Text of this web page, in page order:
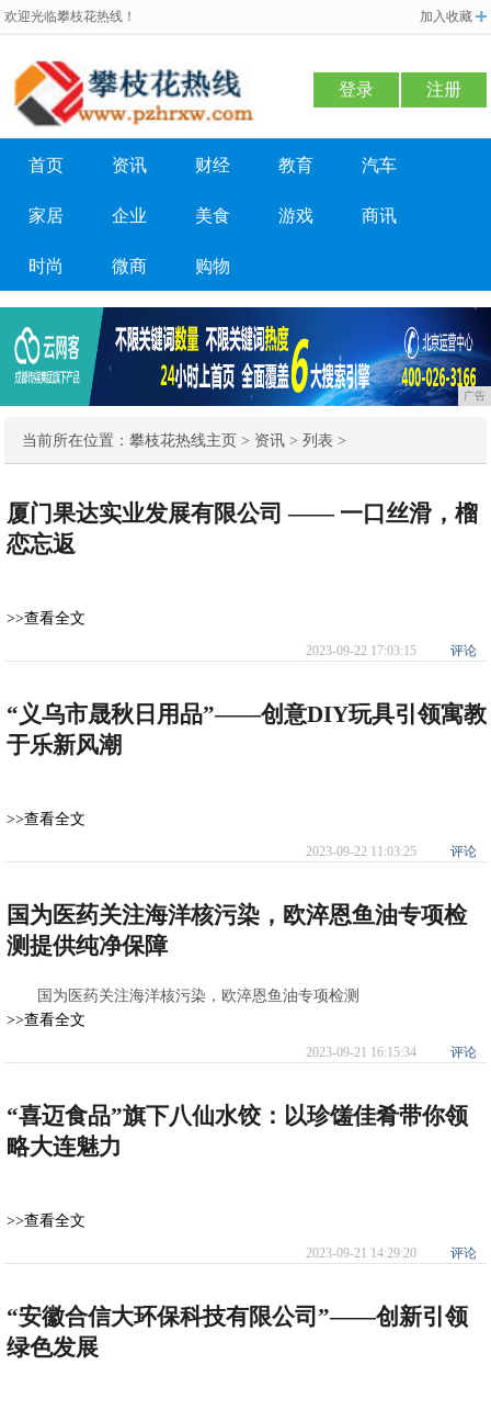
欢迎光临攀枝花热线！ 加入收藏
登录 注册
首页 资讯 财经 教育 汽车
家居 企业 美食 游戏 商讯
时尚 微商 购物
广告
当前所在位置：攀枝花热线主页 > 资讯 > 列表 >
厦门果达实业发展有限公司 —— 一口丝滑，榴
恋忘返
>>查看全文
2023-09-22 17:03:15 评论
“义乌市晟秋日用品”——创意DIY玩具引领寓教
于乐新风潮
>>查看全文
2023-09-22 11:03:25 评论
国为医药关注海洋核污染，欧淬恩鱼油专项检
测提供纯净保障
国为医药关注海洋核污染，欧淬恩鱼油专项检测
>>查看全文
2023-09-21 16:15:34 评论
“喜迈食品”旗下八仙水饺：以珍馐佳肴带你领
略大连魅力
>>查看全文
2023-09-21 14:29:20 评论
“安徽合信大环保科技有限公司”——创新引领
绿色发展